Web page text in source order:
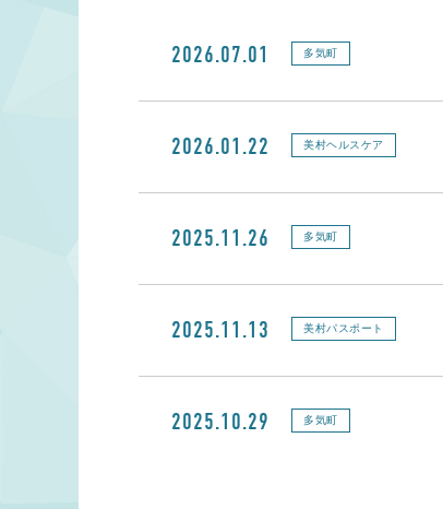
2026.07.01 多気町
2026.01.22 美村ヘルスケア
2025.11.26 多気町
2025.11.13 美村パスポート
2025.10.29 多気町